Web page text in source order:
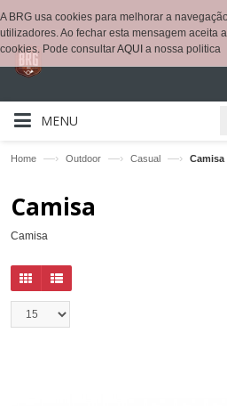
MENU
Home —› Outdoor —› Casual —› Camisa
Camisa
Camisa
A BRG usa cookies para melhorar a
utilizadores. Ao fechar esta mensagem aceita
cookies. Pode consultarAQUI a nossa politica